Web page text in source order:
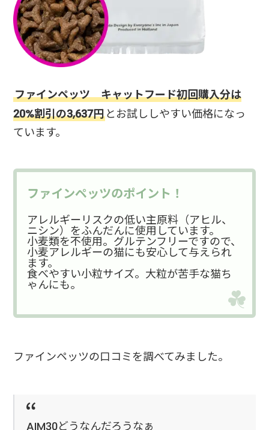
ファインペッツ キャットフード初回購入分は
20%割引の3,637円とお試ししやすい価格になっ
ています。
ファインペッツのポイント！
アレルギーリスクの低い主原料（アヒル、
ニシン）をふんだんに使用しています。
小麦類を不使用。グルテンフリーですので、
小麦アレルギーの猫にも安心して与えられ
ます。
食べやすい小粒サイズ。大粒が苦手な猫ち
ゃんにも。
ファインペッツの口コミを調べてみました。
AIM30どうなんだろうなぁ